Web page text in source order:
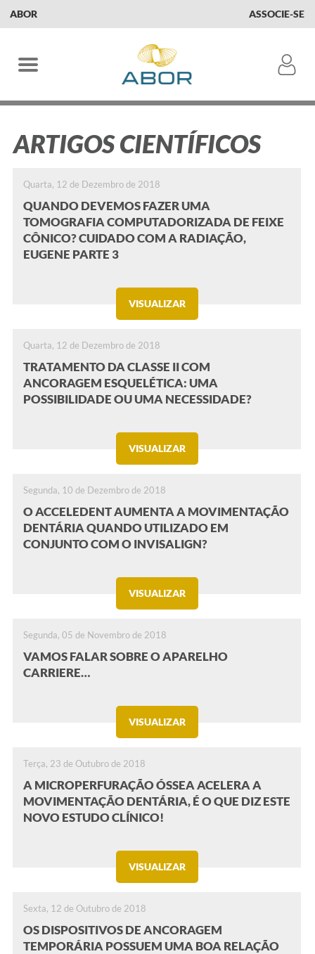
ABOR ASSOCIE-SE
ARTIGOS CIENTÍFICOS
Quarta, 12 de Dezembro de 2018
QUANDO DEVEMOS FAZER UMA
TOMOGRAFIA COMPUTADORIZADA DE FEIXE
CÔNICO? CUIDADO COM A RADIAÇÃO,
EUGENE PARTE 3
VISUALIZAR
Quarta, 12 de Dezembro de 2018
TRATAMENTO DA CLASSE II COM
ANCORAGEM ESQUELÉTICA: UMA
POSSIBILIDADE OU UMA NECESSIDADE?
VISUALIZAR
Segunda, 10 de Dezembro de 2018
O ACCELEDENT AUMENTA A MOVIMENTAÇÃO
DENTÁRIA QUANDO UTILIZADO EM
CONJUNTO COM O INVISALIGN?
VISUALIZAR
Segunda, 05 de Novembro de 2018
VAMOS FALAR SOBRE O APARELHO
CARRIERE…
VISUALIZAR
Terça, 23 de Outubro de 2018
A MICROPERFURAÇÃO ÓSSEA ACELERA A
MOVIMENTAÇÃO DENTÁRIA, É O QUE DIZ ESTE
NOVO ESTUDO CLÍNICO!
VISUALIZAR
Sexta, 12 de Outubro de 2018
OS DISPOSITIVOS DE ANCORAGEM
TEMPORÁRIA POSSUEM UMA BOA RELAÇÃO